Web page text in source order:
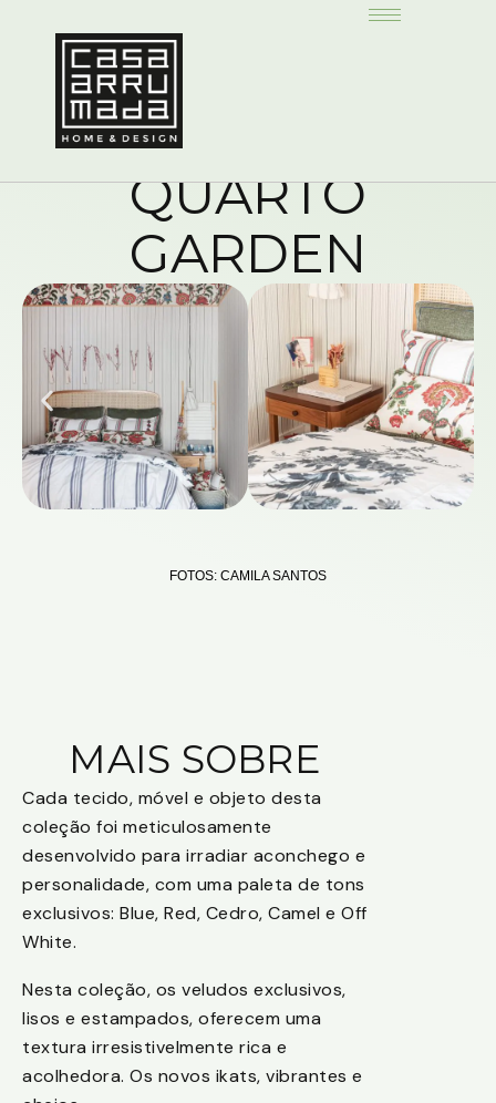
QUARTO
GARDEN
FOTOS: CAMILA SANTOS
MAIS SOBRE
Cada tecido, móvel e objeto desta
coleção foi meticulosamente
desenvolvido para irradiar aconchego e
personalidade, com uma paleta de tons
exclusivos: Blue, Red, Cedro, Camel e Off
White.
Nesta coleção, os veludos exclusivos,
lisos e estampados, oferecem uma
textura irresistivelmente rica e
acolhedora. Os novos ikats, vibrantes e